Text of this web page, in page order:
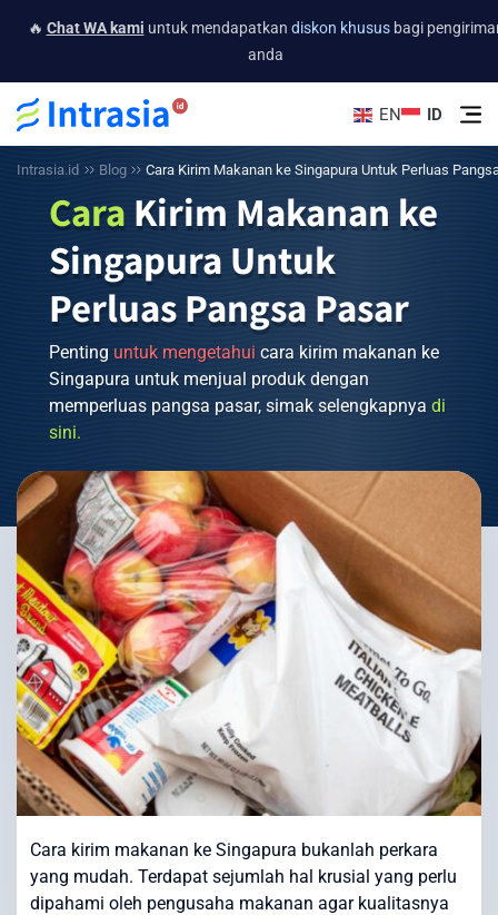
🔥 Chat WA kami untuk mendapatkan diskon khususbagi
anda
EN ID
Intrasia.id Blog Cara Kirim Makanan ke Singapura Untuk Perluas
Cara Kirim Makanan ke
Singapura Untuk
Perluas Pangsa Pasar
Penting untuk mengetahui cara kirim makanan ke
Singapura untuk menjual produk dengan
memperluas pangsa pasar, simak selengkapnya di
sini.
Cara kirim makanan ke Singapura bukanlah perkara
yang mudah. Terdapat sejumlah hal krusial yang perlu
dipahami oleh pengusaha makanan agar kualitasnya